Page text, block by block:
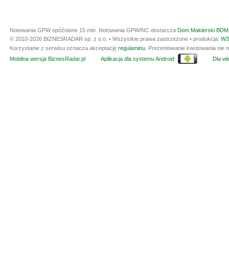
Notowania GPW opóźnione 15 min. Notowania GPW/NC dostarcza Dom Maklerski
© 2010-2026 BIZNESRADAR sp. z o.o. • Wszystkie prawa zastrzeżone • produkcja:
Korzystanie z serwisu oznacza akceptację regulaminu . Prezentowanie kwotowania
Mobilna wersja BiznesRadar.pl
Aplikacja dla systemu Android Dla